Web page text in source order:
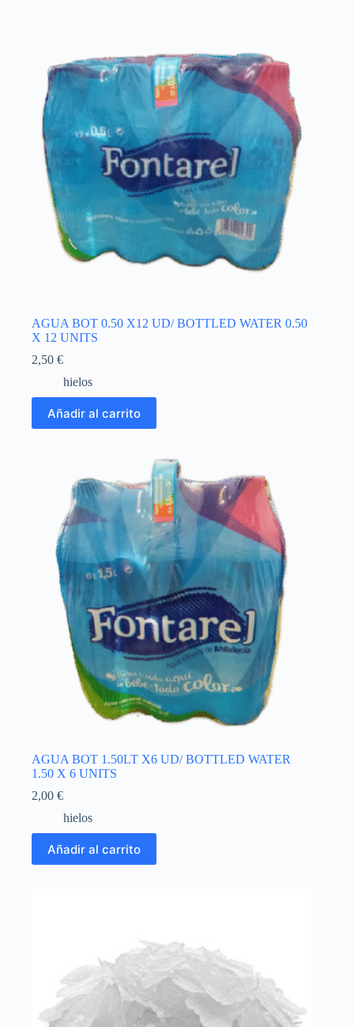
AGUA BOT 0.50 X12 UD/ BOTTLED WATER 0.50
X 12 UNITS
2,50 €
hielos
Añadir al carrito
AGUA BOT 1.50LT X6 UD/ BOTTLED WATER
1.50 X 6 UNITS
2,00 €
hielos
Añadir al carrito